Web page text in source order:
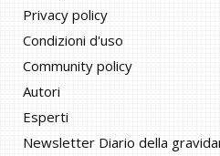
Privacy policy
Condizioni d'uso
Community policy
Autori
Esperti
Newsletter Diario della